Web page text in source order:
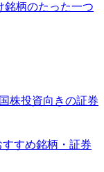
銘柄のたった一つ
株投資向きの証券
すめ銘柄・証券